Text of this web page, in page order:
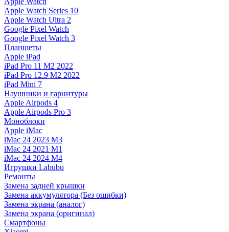
Apple Watch Series 10
Apple Watch Ultra 2
Google Pixel Watch
Google Pixel Watch 3
Планшеты
Apple iPad
iPad Pro 11 M2 2022
iPad Pro 12.9 M2 2022
iPad Mini 7
Наушники и гарнитуры
Apple Airpods 4
Apple Airpods Pro 3
Моноблоки
Apple iMac
iMac 24 2023 M3
iMac 24 2021 M1
iMac 24 2024 M4
Игрушки Labubu
Ремонты
Замена задней крышки
Замена аккумулятора (Без ошибки)
Замена экрана (аналог)
Замена экрана (оригинал)
Смартфоны